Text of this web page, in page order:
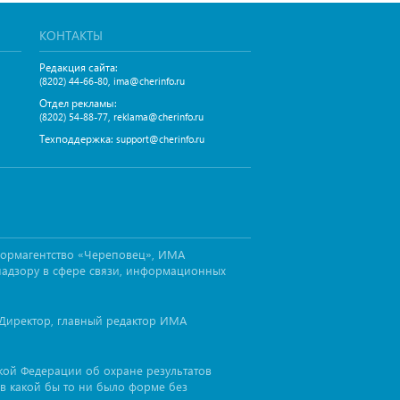
КОНТАКТЫ
Редакция сайта:
(8202) 44-66-80, ima@cherinfo.ru
Отдел рекламы:
(8202) 54-88-77, reklama@cherinfo.ru
Техподдержка: support@cherinfo.ru
«Череповец», ИМА
в сфере связи, информационных
главный редактор ИМА
Федерации об охране результатов
какой бы то ни было форме без